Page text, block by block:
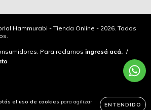
el uso de cookies para agilizar
ENTENDIDO
Hammurabi - Tienda Online - 2026. Todos
Para reclamos ingresá acá. /